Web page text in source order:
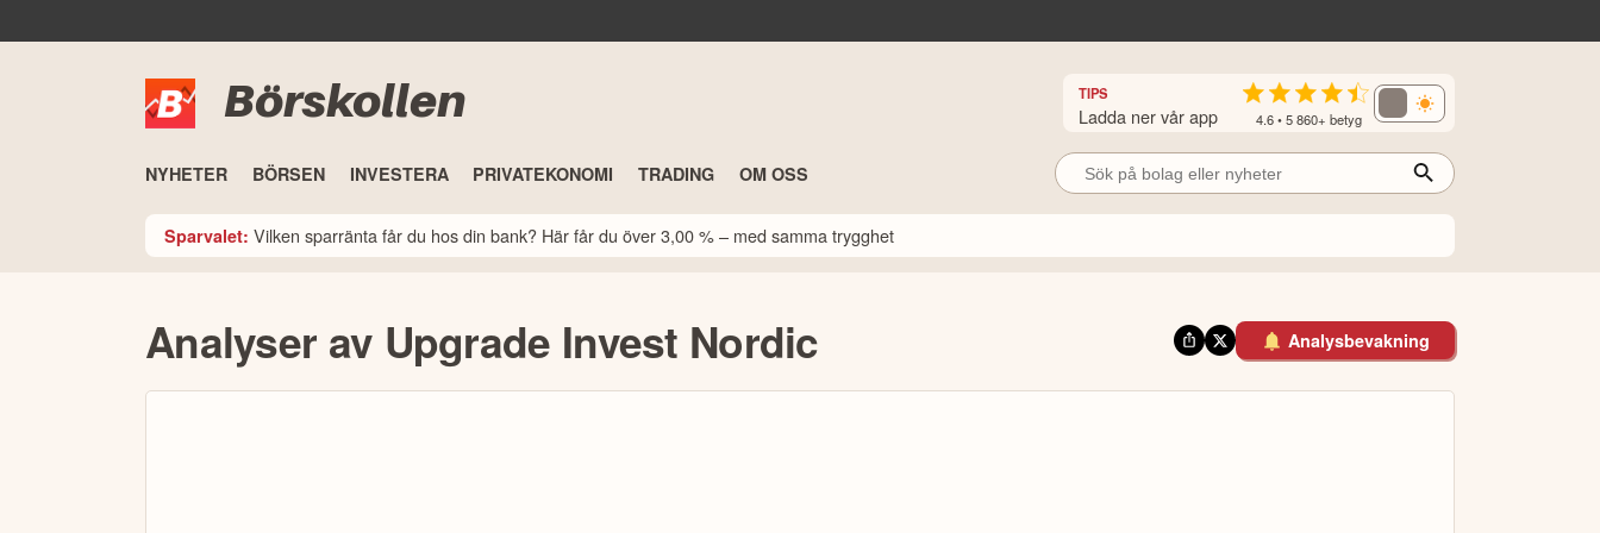
Börskollen TIPS
Ladda ner vår app 4.6 • 5 860+ betyg
NYHETER BÖRSEN INVESTERA PRIVATEKONOMI TRADING OM OSS
Sparvalet: Vilken sparränta får du hos din bank? Här får du över 3,00 % – med samma trygghet
Analyser av Upgrade Invest Nordic Analysbevakning